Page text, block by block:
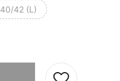
40/42 (L)